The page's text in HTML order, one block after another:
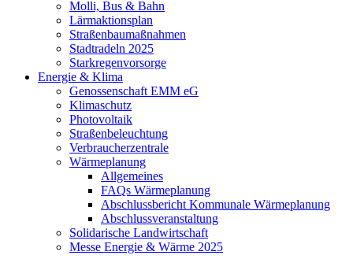
Molli, Bus & Bahn
Lärmaktionsplan
Straßenbaumaßnahmen
Stadtradeln 2025
Starkregenvorsorge
Energie & Klima
Genossenschaft EMM eG
Klimaschutz
Photovoltaik
Straßenbeleuchtung
Verbraucherzentrale
Wärmeplanung
Allgemeines
FAQs Wärmeplanung
Abschlussbericht Kommunale Wärmeplanung
Abschlussveranstaltung
Solidarische Landwirtschaft
Messe Energie & Wärme 2025